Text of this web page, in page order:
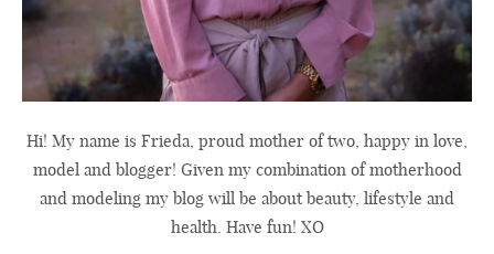
Hi! My name is Frieda, proud mother of two, happy in love,
model and blogger! Given my combination of motherhood
and modeling my blog will be about beauty, lifestyle and
health. Have fun! XO